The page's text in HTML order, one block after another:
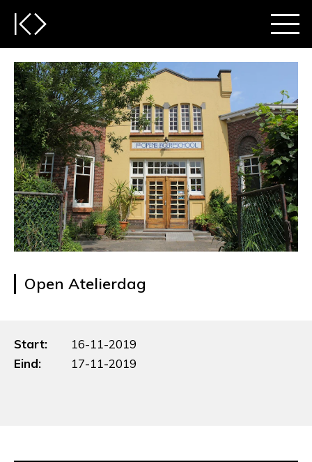
Open Atelierdag
Start:
16-11-2019
Eind:
17-11-2019